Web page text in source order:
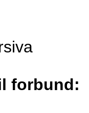
forbund: